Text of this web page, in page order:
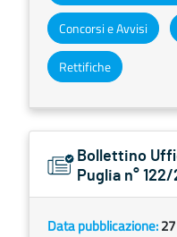
Concorsi e Avvisi
Rettifiche
Bollettino
Puglia n° 122/
Data pubblicazione: